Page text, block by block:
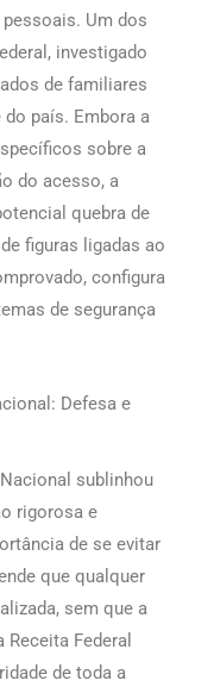
Um dos
investigado
de familiares
país. Embora a
sobre a
do acesso, a
quebra de
figuras ligadas ao
configura
de segurança
Defesa e
sublinhou
rigorosa e
de se evitar
que qualquer
sem que a
Federal
de toda a